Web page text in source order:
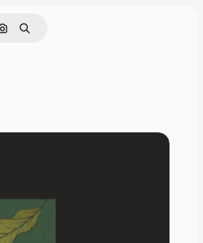
Cerca per immagine
Ricerca